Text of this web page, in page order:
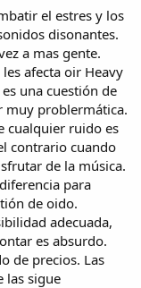
más crédula de lo
sus zapatos, la
de personas
ya no consultan a
tipo de
Klipsch, Lincoln
y CG McProud
audio.
la escena del
aquellos primeros
profesionales que
audio.
el estres y los
disonantes.
a mas gente.
afecta oir Heavy
una cuestión de
muy problermática.
cualquier ruido es
contrario cuando
de la música.
para
de oido.
adecuada,
es absurdo.
de precios. Las
las sigue